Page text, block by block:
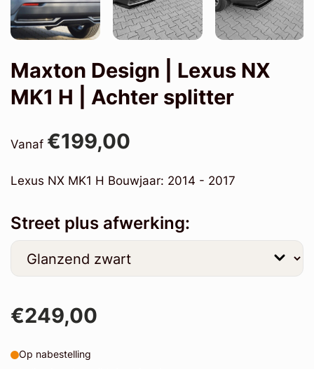
Maxton Design | Lexus NX
MK1 H | Achter splitter
Vanaf €199,00
Lexus NX MK1 H Bouwjaar: 2014 - 2017
Street plus afwerking:
€249,00
Op nabestelling